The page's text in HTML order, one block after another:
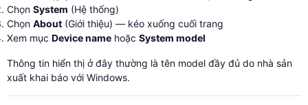
Chọn System (Hệ thống)
Chọn About (Giới thiệu) — kéo xuống cuối trang
Xem mục Device name hoặc System model
Thông tin hiển thị ở đây thường là tên model đầy đủ do nhà sản
xuất khai báo với Windows.